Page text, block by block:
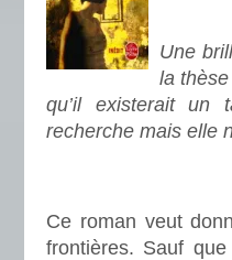
Une
la
qu’il existerait un
recherche mais elle
Ce roman veut
frontières. Sauf